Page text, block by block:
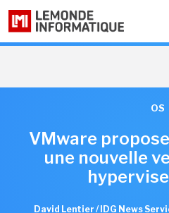
OS
VMware
une nouvelle
David Lentier / IDG News